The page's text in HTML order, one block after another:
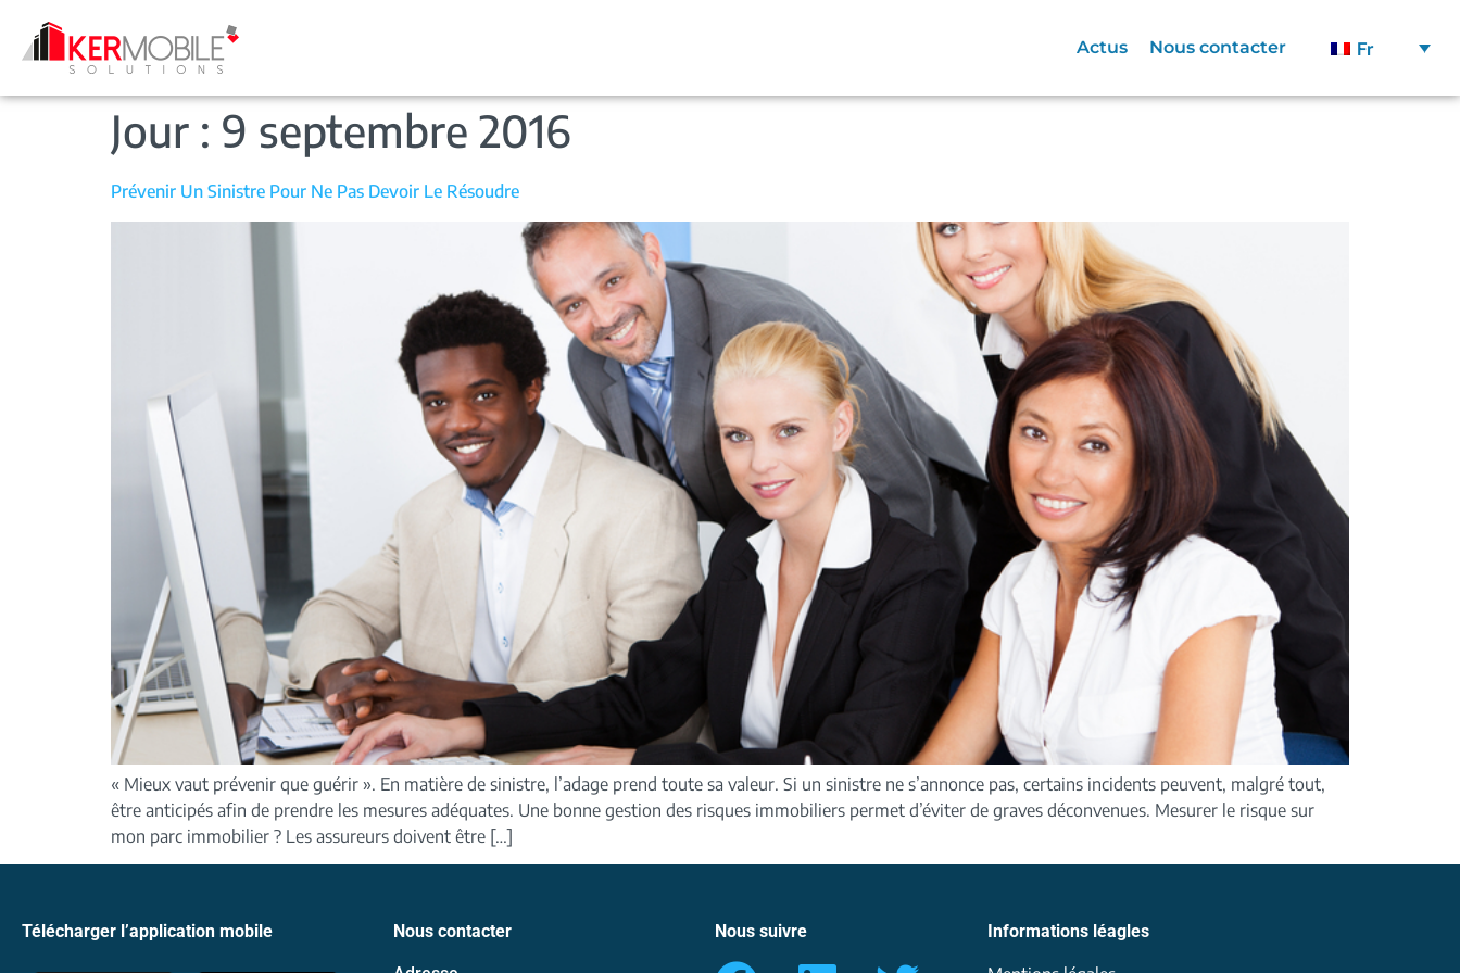
Actus Nous contacter Fr
Jour : 9 septembre 2016
Prévenir Un Sinistre Pour Ne Pas Devoir Le Résoudre
« Mieux vaut prévenir que guérir ». En matière de sinistre, l’adage prend toute sa valeur. Si un sinistre ne s’annonce pas, certains incidents peuvent, malgré tout,
être anticipés afin de prendre les mesures adéquates. Une bonne gestion des risques immobiliers permet d’éviter de graves déconvenues. Mesurer le risque sur
mon parc immobilier ? Les assureurs doivent être […]
Télécharger l’application mobile Nous contacter Nous suivre Informations léagles